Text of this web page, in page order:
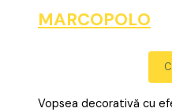
MARCOPOLO
Vopsea decorativă cu